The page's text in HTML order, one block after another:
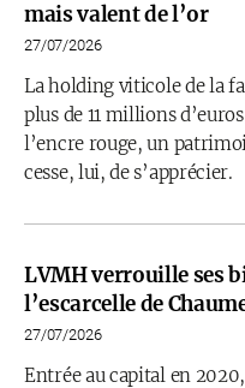
mais valent de l’or
27/07/2026
La holding viticole de la
plus de 11 millions
l’encre rouge, un
cesse, lui, de s’apprécier.
LVMH verrouille ses
l’escarcelle de
27/07/2026
Entrée au capital en